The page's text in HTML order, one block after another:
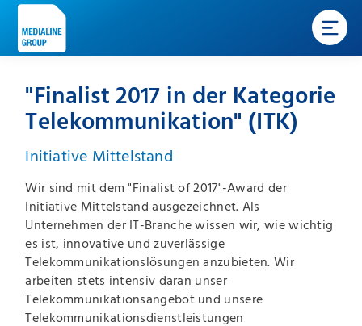
"Finalist 2017 in der Kategorie
Telekommunikation" (ITK)
Initiative Mittelstand
Wir sind mit dem "Finalist of 2017"-Award der
Initiative Mittelstand ausgezeichnet. Als
Unternehmen der IT-Branche wissen wir, wie wichtig
es ist, innovative und zuverlässige
Telekommunikationslösungen anzubieten. Wir
arbeiten stets intensiv daran unser
Telekommunikationsangebot und unsere
Telekommunikationsdienstleistungen